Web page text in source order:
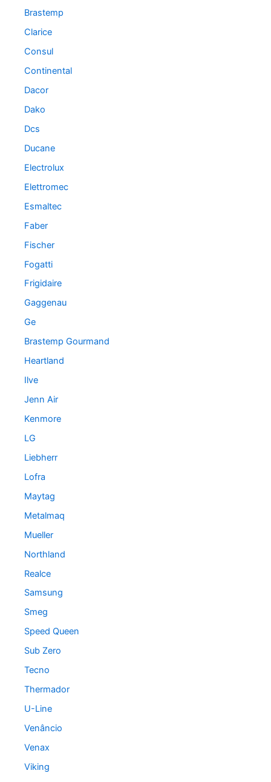
Brastemp
Clarice
Consul
Continental
Dacor
Dako
Dcs
Ducane
Electrolux
Elettromec
Esmaltec
Faber
Fischer
Fogatti
Frigidaire
Gaggenau
Ge
Brastemp Gourmand
Heartland
Ilve
Jenn Air
Kenmore
LG
Liebherr
Lofra
Maytag
Metalmaq
Mueller
Northland
Realce
Samsung
Smeg
Speed Queen
Sub Zero
Tecno
Thermador
U-Line
Venâncio
Venax
Viking